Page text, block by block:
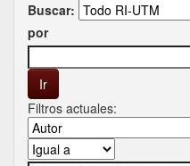
Buscar:
por
Filtros actuales: